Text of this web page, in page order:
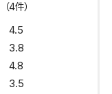
（4件）
4.5
3.8
4.8
3.5